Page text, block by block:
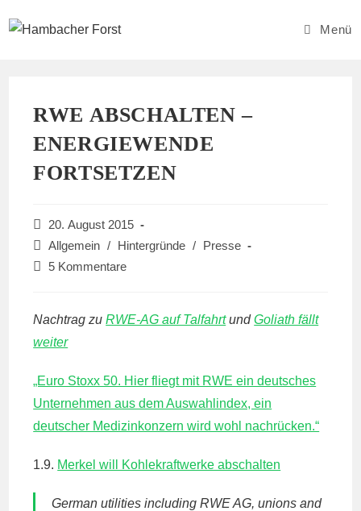
Inhalt
Menü
RWE ABSCHALTEN –
ENERGIEWENDE
FORTSETZEN
Beitrag
veröffentlicht:
20. August 2015
Beitrags-
Kategorie:
Allgemein / Hintergründe /
Presse
Beitrags-
5 Kommentare
Nachtrag zuRWE-AG auf TalfahrtundGoliath fällt
weiter
„Euro Stoxx 50. Hier fliegt mit RWE ein deutsches
Unternehmen aus dem Auswahlindex, ein
deutscher Medizinkonzern wird wohl nachrücken.“
1.9. Merkel will Kohlekraftwerke abschalten
German utilities including RWE AG, unions and